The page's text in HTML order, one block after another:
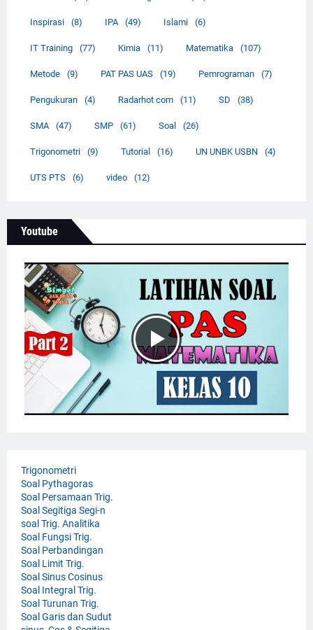
Inspirasi (8) IPA (49) Islami (6)
IT Training (77) Kimia (11) Matematika (107)
Metode (9) PAT PAS UAS (19) Pemrograman (7)
Pengukuran (4) Radarhot com (11) SD (38)
SMA (47) SMP (61) Soal (26)
Trigonometri (9) Tutorial (16) UN UNBK USBN (4)
UTS PTS (6) video (12)
Youtube
Trigonometri
Soal Pythagoras
Soal Persamaan Trig.
Soal Segitiga Segi-n
soal Trig. Analitika
Soal Fungsi Trig.
Soal Perbandingan
Soal Limit Trig.
Soal Sinus Cosinus
Soal Integral Trig.
Soal Turunan Trig.
Soal Garis dan Sudut